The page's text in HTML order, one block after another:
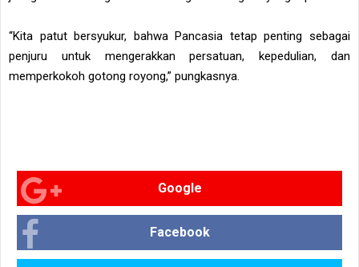
“Kita patut bersyukur, bahwa Pancasia tetap penting sebagai
penjuru untuk mengerakkan persatuan, kepedulian, dan
memperkokoh gotong royong,” pungkasnya.
Google
Facebook